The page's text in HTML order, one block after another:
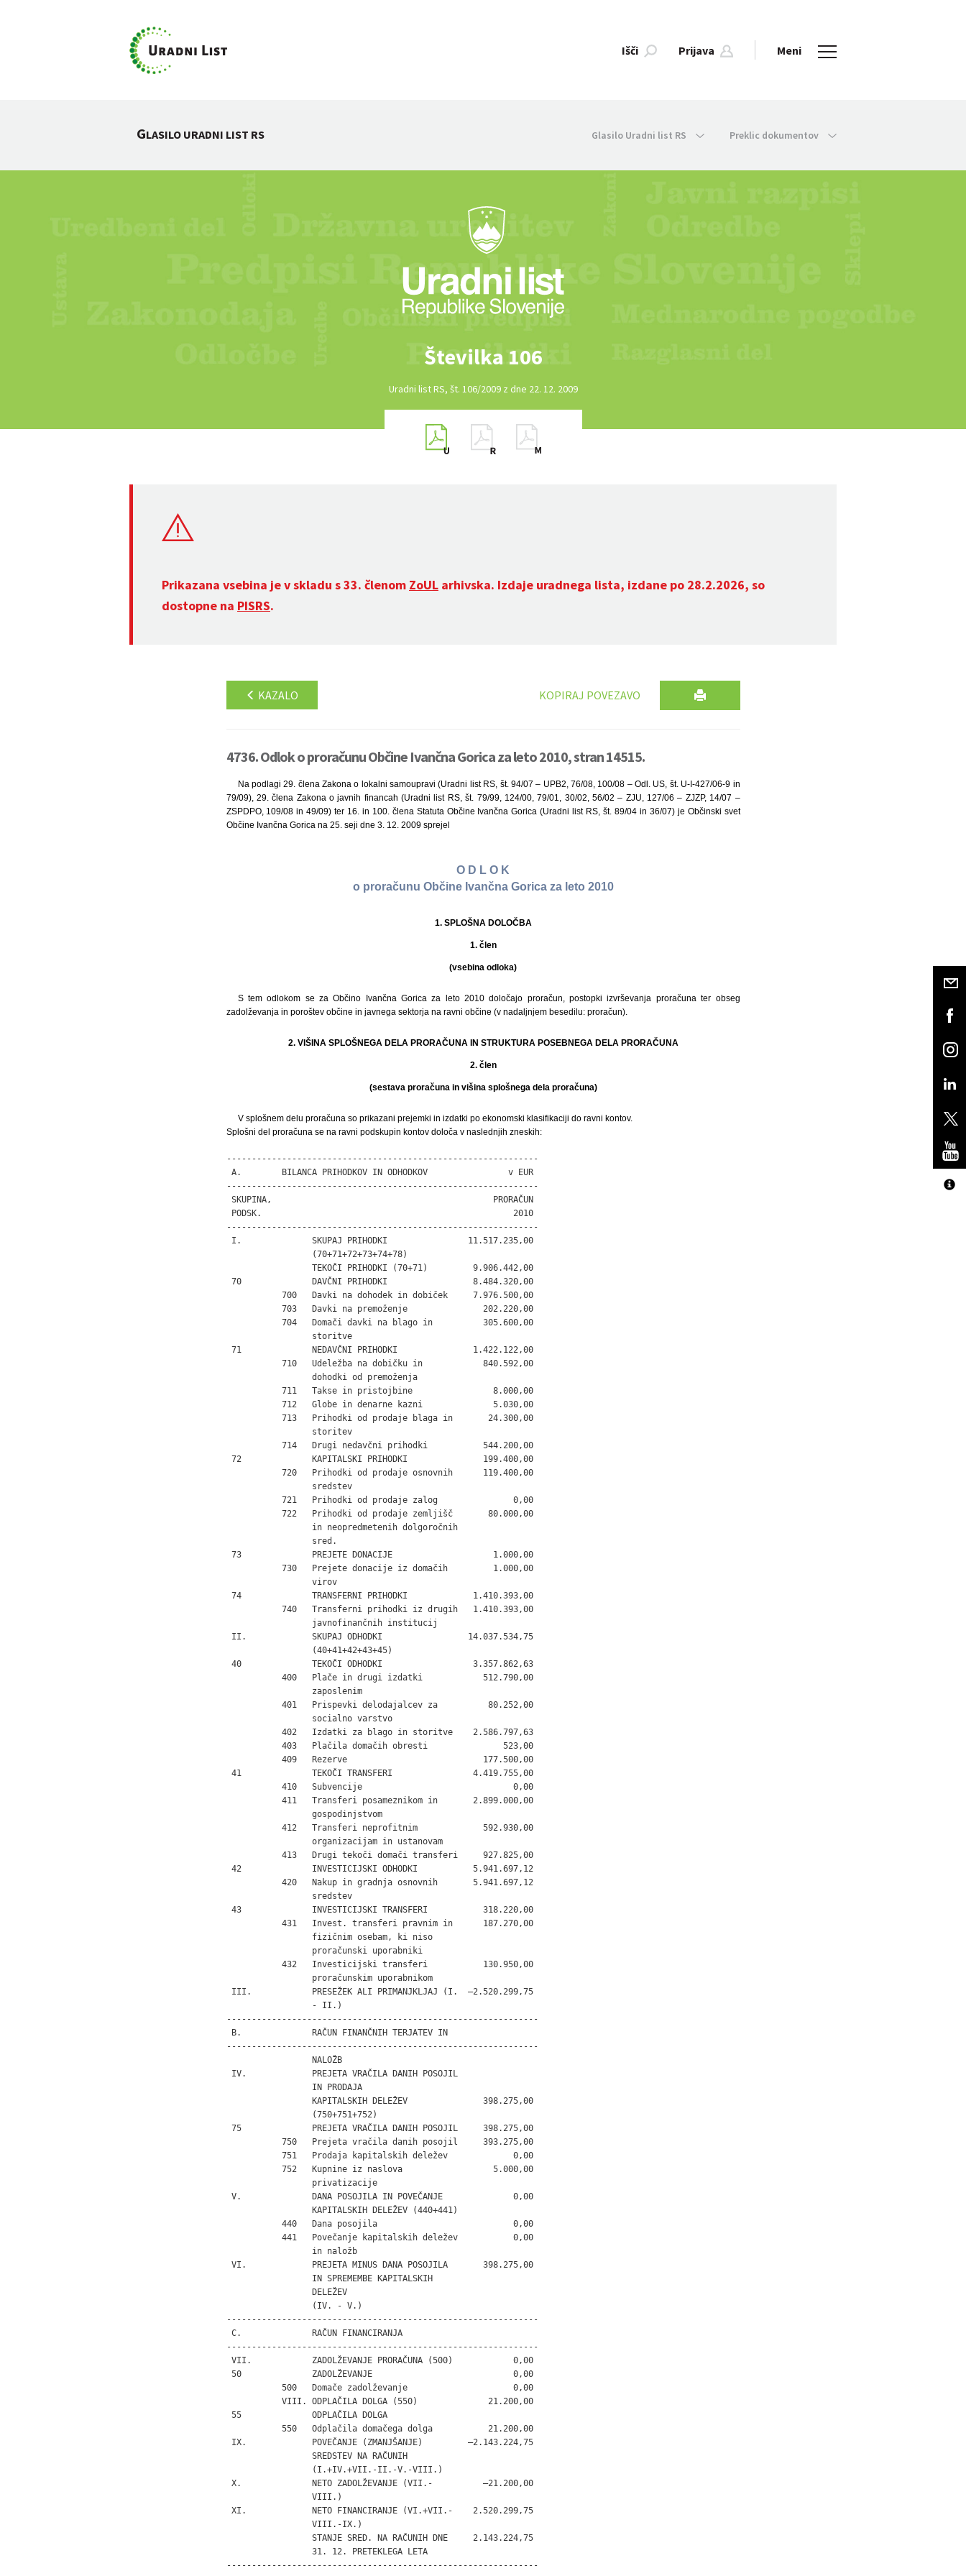
Išči Prijava Meni
GLASILO URADNI LIST RS Glasilo Uradni list RS Preklic dokumentov
Številka 106
Uradni list RS, št. 106/2009 z dne 22. 12. 2009
Prikazana vsebina je v skladu s 33. členom ZoUL arhivska. Izdaje uradnega lista, izdane po 28.2.2026, so
dostopne na PISRS.
KAZALO KOPIRAJ POVEZAVO
4736. Odlok o proračunu Občine Ivančna Gorica za leto 2010, stran 14515.
Na podlagi 29. člena Zakona o lokalni samoupravi (Uradni list RS, št. 94/07 – UPB2, 76/08, 100/08 – Odl. US, št. U-I-427/06-9 in
79/09), 29. člena Zakona o javnih financah (Uradni list RS, št. 79/99, 124/00, 79/01, 30/02, 56/02 – ZJU, 127/06 – ZJZP, 14/07 –
ZSPDPO, 109/08 in 49/09) ter 16. in 100. člena Statuta Občine Ivančna Gorica (Uradni list RS, št. 89/04 in 36/07) je Občinski svet
Občine Ivančna Gorica na 25. seji dne 3. 12. 2009 sprejel
O D L O K
o proračunu Občine Ivančna Gorica za leto 2010
1. SPLOŠNA DOLOČBA
1. člen
(vsebina odloka)
S tem odlokom se za Občino Ivančna Gorica za leto 2010 določajo proračun, postopki izvrševanja proračuna ter obseg
zadolževanja in poroštev občine in javnega sektorja na ravni občine (v nadaljnjem besedilu: proračun).
2. VIŠINA SPLOŠNEGA DELA PRORAČUNA IN STRUKTURA POSEBNEGA DELA PRORAČUNA
2. člen
(sestava proračuna in višina splošnega dela proračuna)
V splošnem delu proračuna so prikazani prejemki in izdatki po ekonomski klasifikaciji do ravni kontov.
Splošni del proračuna se na ravni podskupin kontov določa v naslednjih zneskih:
--------------------------------------------------------------
A.        BILANCA PRIHODKOV IN ODHODKOV                v EUR
--------------------------------------------------------------
SKUPINA,                                            PRORAČUN
PODSK.                                                  2010
--------------------------------------------------------------
I.              SKUPAJ PRIHODKI                11.517.235,00
                 (70+71+72+73+74+78)
                 TEKOČI PRIHODKI (70+71)         9.906.442,00
70              DAVČNI PRIHODKI                 8.484.320,00
           700   Davki na dohodek in dobiček     7.976.500,00
           703   Davki na premoženje               202.220,00
           704   Domači davki na blago in          305.600,00
                 storitve
71              NEDAVČNI PRIHODKI               1.422.122,00
           710   Udeležba na dobičku in            840.592,00
                 dohodki od premoženja
           711   Takse in pristojbine                8.000,00
           712   Globe in denarne kazni              5.030,00
           713   Prihodki od prodaje blaga in       24.300,00
                 storitev
           714   Drugi nedavčni prihodki           544.200,00
72              KAPITALSKI PRIHODKI               199.400,00
           720   Prihodki od prodaje osnovnih      119.400,00
                 sredstev
           721   Prihodki od prodaje zalog               0,00
           722   Prihodki od prodaje zemljišč       80.000,00
                 in neopredmetenih dolgoročnih
                 sred.
73              PREJETE DONACIJE                    1.000,00
           730   Prejete donacije iz domačih         1.000,00
                 virov
74              TRANSFERNI PRIHODKI             1.410.393,00
           740   Transferni prihodki iz drugih   1.410.393,00
                 javnofinančnih institucij
II.             SKUPAJ ODHODKI                 14.037.534,75
                 (40+41+42+43+45)
40              TEKOČI ODHODKI                  3.357.862,63
           400   Plače in drugi izdatki            512.790,00
                 zaposlenim
           401   Prispevki delodajalcev za          80.252,00
                 socialno varstvo
           402   Izdatki za blago in storitve    2.586.797,63
           403   Plačila domačih obresti               523,00
           409   Rezerve                           177.500,00
41              TEKOČI TRANSFERI                4.419.755,00
           410   Subvencije                              0,00
           411   Transferi posameznikom in       2.899.000,00
                 gospodinjstvom
           412   Transferi neprofitnim             592.930,00
                 organizacijam in ustanovam
           413   Drugi tekoči domači transferi     927.825,00
42              INVESTICIJSKI ODHODKI           5.941.697,12
           420   Nakup in gradnja osnovnih       5.941.697,12
                 sredstev
43              INVESTICIJSKI TRANSFERI           318.220,00
           431   Invest. transferi pravnim in      187.270,00
                 fizičnim osebam, ki niso
                 proračunski uporabniki
           432   Investicijski transferi           130.950,00
                 proračunskim uporabnikom
III.            PRESEŽEK ALI PRIMANJKLJAJ (I.  –2.520.299,75
                 - II.)
--------------------------------------------------------------
B.              RAČUN FINANČNIH TERJATEV IN
--------------------------------------------------------------
                 NALOŽB
IV.             PREJETA VRAČILA DANIH POSOJIL
                 IN PRODAJA
                 KAPITALSKIH DELEŽEV               398.275,00
                 (750+751+752)
75              PREJETA VRAČILA DANIH POSOJIL     398.275,00
           750   Prejeta vračila danih posojil     393.275,00
           751   Prodaja kapitalskih deležev             0,00
           752   Kupnine iz naslova                  5.000,00
                 privatizacije
V.              DANA POSOJILA IN POVEČANJE              0,00
                 KAPITALSKIH DELEŽEV (440+441)
           440   Dana posojila                           0,00
           441   Povečanje kapitalskih deležev           0,00
                 in naložb
VI.             PREJETA MINUS DANA POSOJILA       398.275,00
                 IN SPREMEMBE KAPITALSKIH
                 DELEŽEV
                 (IV. - V.)
--------------------------------------------------------------
C.              RAČUN FINANCIRANJA
--------------------------------------------------------------
VII.            ZADOLŽEVANJE PRORAČUNA (500)            0,00
50              ZADOLŽEVANJE                            0,00
           500   Domače zadolževanje                     0,00
           VIII. ODPLAČILA DOLGA (550)              21.200,00
55              ODPLAČILA DOLGA
           550   Odplačila domačega dolga           21.200,00
IX.             POVEČANJE (ZMANJŠANJE)         –2.143.224,75
                 SREDSTEV NA RAČUNIH
                 (I.+IV.+VII.-II.-V.-VIII.)
X.              NETO ZADOLŽEVANJE (VII.-          –21.200,00
                 VIII.)
XI.             NETO FINANCIRANJE (VI.+VII.-    2.520.299,75
                 VIII.-IX.)
                 STANJE SRED. NA RAČUNIH DNE     2.143.224,75
                 31. 12. PRETEKLEGA LETA
--------------------------------------------------------------